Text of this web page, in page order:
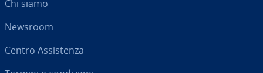
Chi siamo
Newsroom
Centro As­si­sten­za